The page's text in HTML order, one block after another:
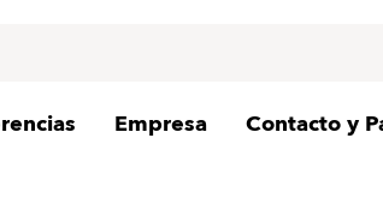
Empresa Contacto y